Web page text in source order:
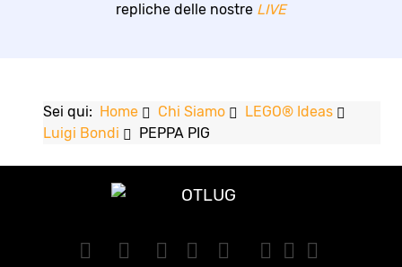
repliche delle nostre LIVE
Sei qui: Home Chi Siamo
LEGO® Ideas
Luigi Bondi
PEPPA PIG